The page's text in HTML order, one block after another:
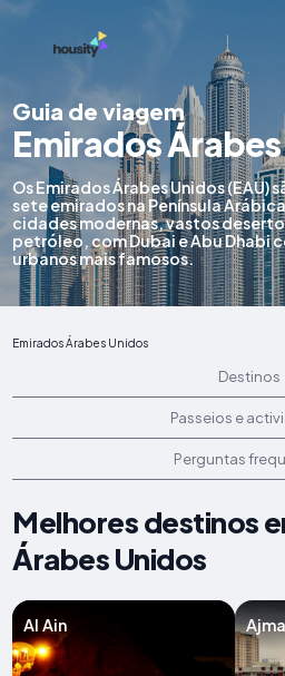
Guia de viagem
Emirados
Os Emirados Árabes Unidos (EAU)
sete emirados na Península
cidades modernas, vastos
petróleo, com Dubai e Abu Dhabi
urbanos mais famosos.
Emirados Árabes Unidos
Destinos
Passeios e
Perguntas
Melhores destinos
Árabes Unidos
Al Ain